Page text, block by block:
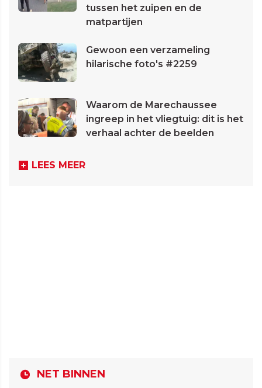
tussen het zuipen en de
matpartijen
Gewoon een verzameling
hilarische foto's #2259
Waarom de Marechaussee
ingreep in het vliegtuig: dit is het
verhaal achter de beelden
LEES MEER
NET BINNEN